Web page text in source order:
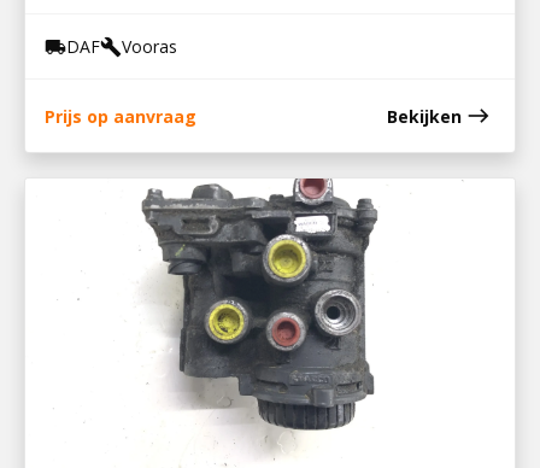
local_shippingDAFbuildVooras
Prijs op aanvraag Bekijken east
100926006
VOORASMODULATOR DAF